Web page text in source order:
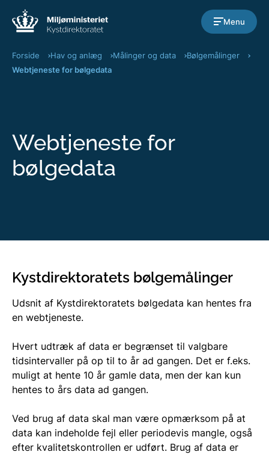
Menu
Forside Hav og anlæg Målinger og data
Bølgemålinger
Webtjeneste for bølgedata
Webtjeneste for
bølgedata
Kystdirektoratets bølgemålinger
Udsnit af Kystdirektoratets bølgedata kan hentes fra
en webtjeneste.
Hvert udtræk af data er begrænset til valgbare
tidsintervaller på op til to år ad gangen. Det er f.eks.
muligt at hente 10 år gamle data, men der kan kun
hentes to års data ad gangen.
Ved brug af data skal man være opmærksom på at
data kan indeholde fejl eller periodevis mangle, også
efter kvalitetskontrollen er udført. Brug af data er